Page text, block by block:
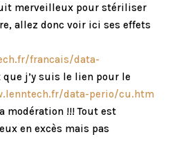
merveilleux pour stériliser
allez donc voir ici ses effets
francais/data-
j’y suis le lien pour le
data-perio/cu.htm
modération !!! Tout est
en excès mais pas